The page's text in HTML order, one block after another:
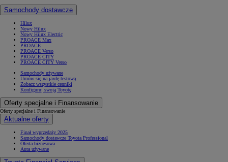
Samochody dostawcze
Hilux
Nowy Hilux
Nowy Hilux Electric
PROACE Max
PROACE
PROACE Verso
PROACE CITY
PROACE CITY Verso
Samochody używane
Umów się na jazdę testową
Zobacz wszystkie cenniki
Konfiguruj swoją Toyotę
Oferty specjalne i Finansowanie
Oferty specjalne i Finansowanie
Aktualne oferty
Finał wyprzedaży 2025
Samochody dostawcze Toyota Professional
Oferta biznesowa
Auta używane